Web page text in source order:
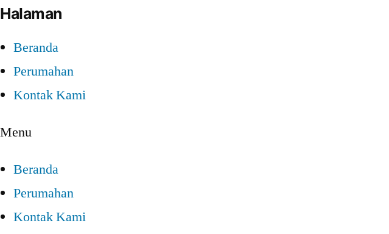
Halaman
Beranda
Perumahan
Kontak Kami
Menu
Beranda
Perumahan
Kontak Kami